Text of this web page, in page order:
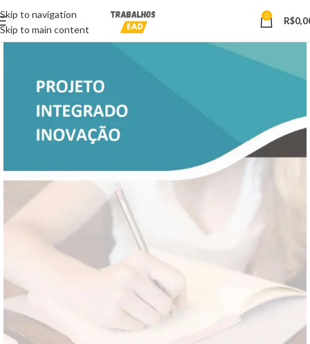
Skip to navigation
Skip to main content
0 R$